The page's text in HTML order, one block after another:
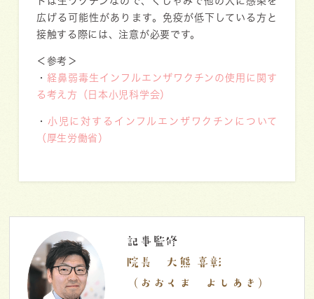
広げる可能性があります。 免疫が低下している方と
接触する際には、注意が必要です。
＜参考＞
・ 経鼻弱毒生インフルエンザワクチンの使用に関す
る考え方（日本小児科学会）
・ 小児に対するインフルエンザワクチンについて
（厚生労働省）
記事監修
院長 大熊 喜彰
（おおくま よしあき）